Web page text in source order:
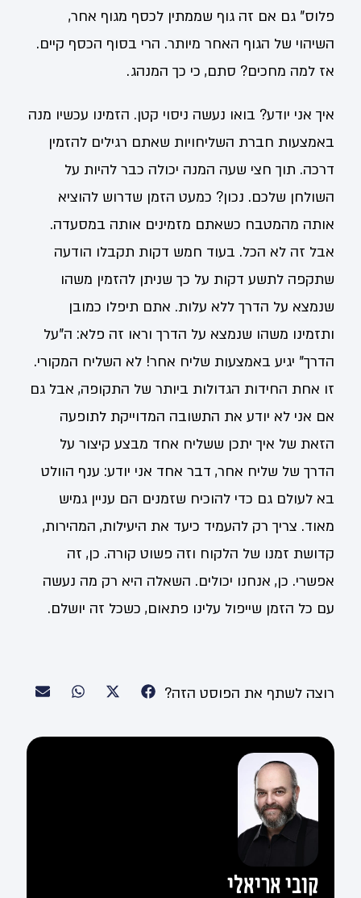
פלוס" גם אם זה גוף שממתין לכסף מגוף אחר,
השיהוי של הגוף האחר מיותר. הרי בסוף הכסף קיים.
אז למה מחכים? סתם, כי כך המנהג.
איך אני יודע? בואו נעשה ניסוי קטן. הזמינו עכשיו מנה
באמצעות חברת השליחויות שאתם רגילים להזמין
דרכה. תוך חצי שעה המנה יכולה כבר להיות על
השולחן שלכם. נכון? כמעט הזמן שדרוש להוציא
אותה מהמטבח כשאתם מזמינים אותה במסעדה.
אבל זה לא הכל. בעוד חמש דקות תקבלו הודעה
שתקפה לתשע דקות על כך שניתן להזמין משהו
שנמצא על הדרך ללא עלות. אתם תיפלו כמובן
ותזמינו משהו שנמצא על הדרך וראו זה פלא: ה"על
הדרך" יגיע באמצעות שליח אחר! לא השליח המקורי.
זו אחת החידות הגדולות ביותר של התקופה, אבל גם
אם אני לא יודע את התשובה המדוייקת לתופעה
הזאת של איך יתכן ששליח אחד מבצע קיצור על
הדרך של שליח אחר, דבר אחד אני יודע: ענף הוולט
בא לעולם גם כדי להוכיח שזמנים הם עניין גמיש
מאוד. צריך רק להעמיד כיעד את היעילות, המהירות,
קדושת זמנו של הלקוח וזה פשוט קורה. כן, זה
אפשרי. כן, אנחנו יכולים. השאלה היא רק מה נעשה
עם כל הזמן שייפול עלינו פתאום, כשכל זה יושלם.
רוצה לשתף את הפוסט הזה?
קובי אריאלי